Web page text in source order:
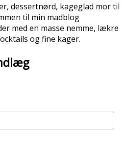
dessertnørd, kageglad mor til
til min madblog
med en masse nemme, lækre
og fine kager.